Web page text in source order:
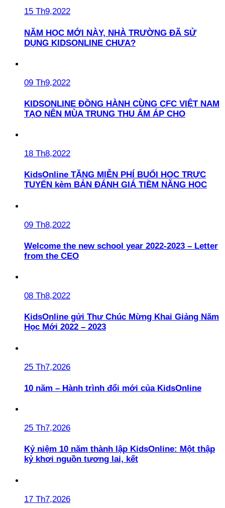
15 Th9,2022
NĂM HỌC MỚI NÀY, NHÀ TRƯỜNG ĐÃ SỬ
DỤNG KIDSONLINE CHƯA?
09 Th9,2022
KIDSONLINE ĐỒNG HÀNH CÙNG CFC VIỆT NAM
TẠO NÊN MÙA TRUNG THU ẤM ÁP CHO
18 Th8,2022
KidsOnline TẶNG MIỄN PHÍ BUỔI HỌC TRỰC
TUYẾN kèm BẢN ĐÁNH GIÁ TIỀM NĂNG HỌC
09 Th8,2022
Welcome the new school year 2022-2023 – Letter
from the CEO
08 Th8,2022
KidsOnline gửi Thư Chúc Mừng Khai Giảng Năm
Học Mới 2022 – 2023
25 Th7,2026
10 năm – Hành trình đổi mới của KidsOnline
25 Th7,2026
Kỷ niệm 10 năm thành lập KidsOnline: Một thập
kỷ khơi nguồn tương lai, kết
17 Th7,2026